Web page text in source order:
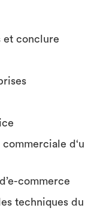
et conclure
commerce
techniques